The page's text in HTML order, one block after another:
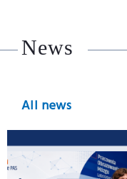
News
All news